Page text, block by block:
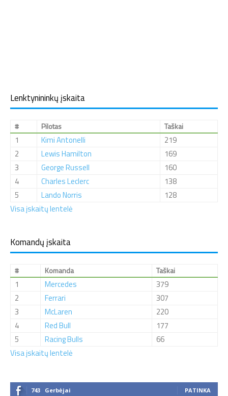
Lenktynininkų įskaita
# Pilotas Taškai
1 Kimi Antonelli
219
2
Lewis Hamilton
169
3
George Russell
160
4
Charles Leclerc
138
5
Lando Norris
128
Visa įskaitų lentelė
Komandų įskaita
# Komanda Taškai
1 Mercedes
379
2
Ferrari
307
3
McLaren
220
4
Red Bull
177
5
Racing Bulls
66
Visa įskaitų lentelė
743 Gerbėjai PATINKA